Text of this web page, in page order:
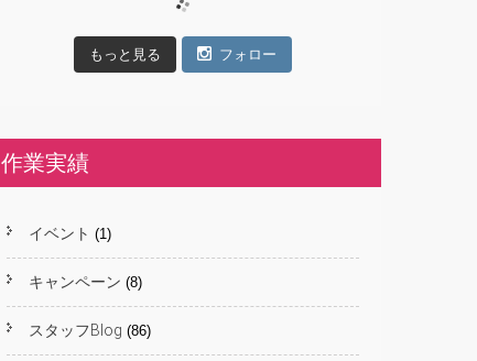
もっと見る フォロー
作業実績
イベント (1)
キャンペーン (8)
スタッフBlog (86)